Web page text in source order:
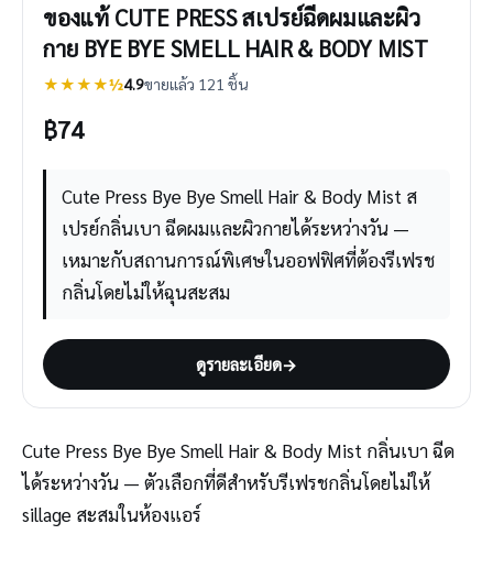
ของแท้ CUTE PRESS สเปรย์ฉีดผมและผิว
กาย BYE BYE SMELL HAIR & BODY MIST
★★★★½4.9ขายแล้ว 121 ชิ้น
฿74
Cute Press Bye Bye Smell Hair & Body Mist ส
เปรย์กลิ่นเบา ฉีดผมและผิวกายได้ระหว่างวัน —
เหมาะกับสถานการณ์พิเศษในออฟฟิศที่ต้องรีเฟรช
กลิ่นโดยไม่ให้ฉุนสะสม
ดูรายละเอียด→
Cute Press Bye Bye Smell Hair & Body Mist กลิ่นเบา ฉีด
ได้ระหว่างวัน — ตัวเลือกที่ดีสำหรับรีเฟรชกลิ่นโดยไม่ให้
sillage สะสมในห้องแอร์